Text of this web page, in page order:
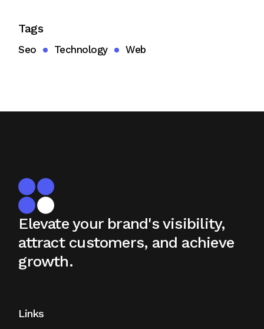
Tags
Seo Technology Web
Elevate your brand's visibility,
attract customers, and achieve
growth.
Links